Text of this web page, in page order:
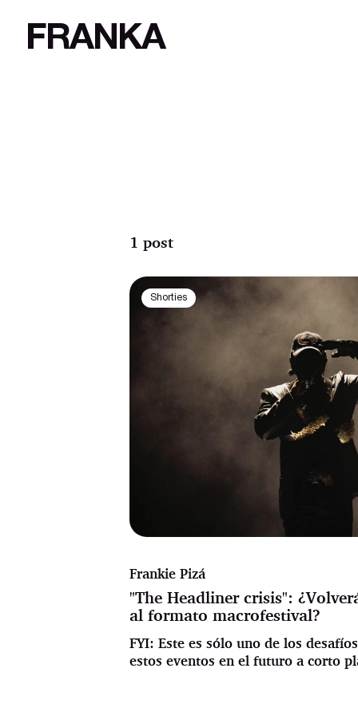
FRANKA
1 post
Shorties
Frankie Pizá
"The Headliner crisis":
al formato macrofestival?
FYI: Este es sólo uno de los
estos eventos en el futuro a corto